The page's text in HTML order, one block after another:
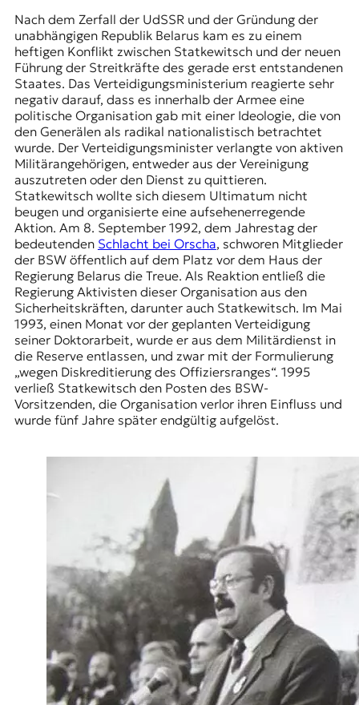
Nach dem Zerfall der UdSSR und der Gründung der
unabhängigen Republik Belarus kam es zu einem
heftigen Konflikt zwischen Statkewitsch und der neuen
Führung der Streitkräfte des gerade erst entstandenen
Staates. Das Verteidigungsministerium reagierte sehr
negativ darauf, dass es innerhalb der Armee eine
politische Organisation gab mit einer Ideologie, die von
den Generälen als radikal nationalistisch betrachtet
wurde. Der Verteidigungsminister verlangte von aktiven
Militärangehörigen, entweder aus der Vereinigung
auszutreten oder den Dienst zu quittieren.
Statkewitsch wollte sich diesem Ultimatum nicht
beugen und organisierte eine aufsehenerregende
Aktion. Am 8. September 1992, dem Jahrestag der
bedeutenden Schlacht bei Orscha, schworen Mitglieder
der BSW öffentlich auf dem Platz vor dem Haus der
Regierung Belarus die Treue. Als Reaktion entließ die
Regierung Aktivisten dieser Organisation aus den
Sicherheitskräften, darunter auch Statkewitsch. Im Mai
1993, einen Monat vor der geplanten Verteidigung
seiner Doktorarbeit, wurde er aus dem Militärdienst in
die Reserve entlassen, und zwar mit der Formulierung
„wegen Diskreditierung des Offiziersranges“. 1995
verließ Statkewitsch den Posten des BSW-
Vorsitzenden, die Organisation verlor ihren Einfluss und
wurde fünf Jahre später endgültig aufgelöst.